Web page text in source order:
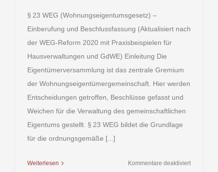
§ 23 WEG (Wohnungseigentumsgesetz) –
Einberufung und Beschlussfassung (Aktualisiert nach
der WEG-Reform 2020 mit Praxisbeispielen für
Hausverwaltungen und GdWE) Einleitung Die
Eigentümerversammlung ist das zentrale Gremium
der Wohnungseigentümergemeinschaft. Hier werden
Entscheidungen getroffen, Beschlüsse gefasst und
Weichen für die Verwaltung des gemeinschaftlichen
Eigentums gestellt. § 23 WEG bildet die Grundlage
für die ordnungsgemäße [...]
Weiterlesen Kommentare deaktiviertfür